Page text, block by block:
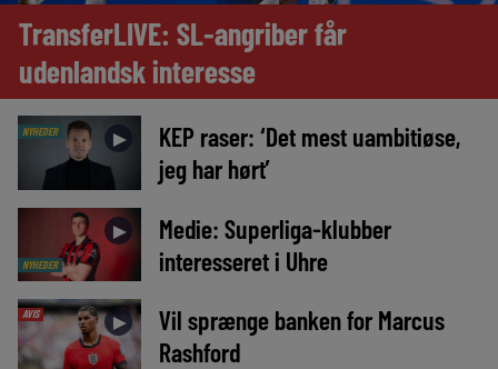
TransferLIVE: SL-angriber får
udenlandsk interesse
NYHEDER ►
KEP raser: ‘Det mest uambitiøse,
jeg har hørt’
NYHEDER
►
Medie: Superliga-klubber
interesseret i Uhre
AVIS ►
Vil sprænge banken for Marcus
Rashford